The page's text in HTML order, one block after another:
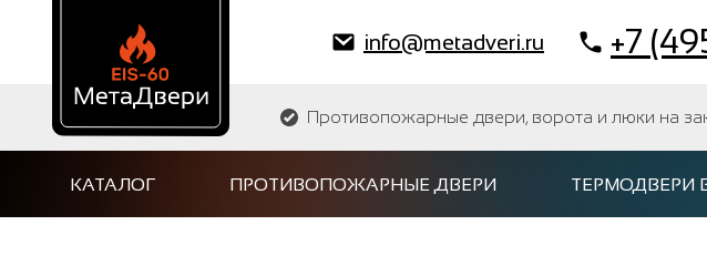
info@metadveri.ru +7
Противопожарные двери, ворота и люки на
КАТАЛОГ ПРОТИВОПОЖАРНЫЕ ДВЕРИ ТЕРМОДВЕРИ